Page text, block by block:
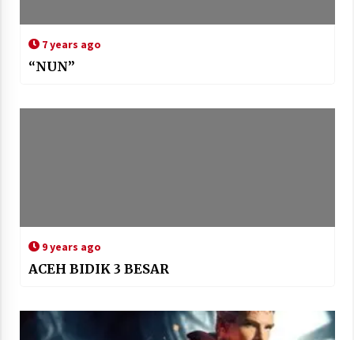
7 years ago
“NUN”
9 years ago
ACEH BIDIK 3 BESAR